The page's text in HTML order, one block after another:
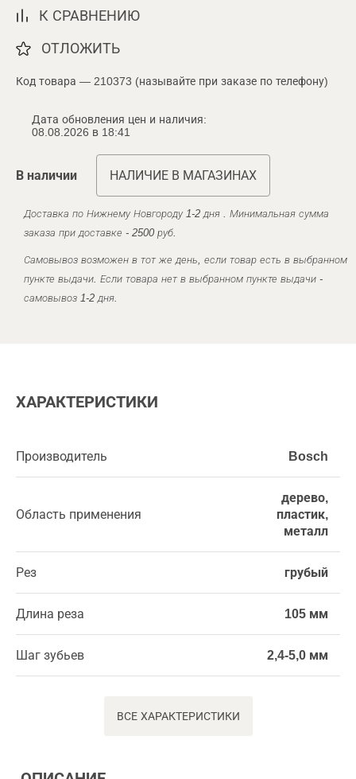
К СРАВНЕНИЮ
ОТЛОЖИТЬ
Код товара — 210373 (называйте при заказе по телефону)
Дата обновления цен и наличия:
08.08.2026 в 18:41
В наличии НАЛИЧИЕ В МАГАЗИНАХ
Доставка по Нижнему Новгороду 1-2 дня . Минимальная сумма
заказа при доставке - 2500 руб.
Самовывоз возможен в тот же день, если товар есть в выбранном
пункте выдачи. Если товара нет в выбранном пункте выдачи -
самовывоз 1-2 дня.
ХАРАКТЕРИСТИКИ
Производитель Bosch
Область применения
дерево,
пластик,
металл
Рез грубый
Длина реза 105 мм
Шаг зубьев 2,4-5,0 мм
ВСЕ ХАРАКТЕРИСТИКИ